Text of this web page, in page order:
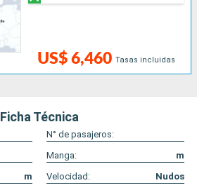
US$ 6,460 Tasas incluidas
Ficha Técnica
N° de pasajeros:
Manga:
m
m Velocidad: Nudos